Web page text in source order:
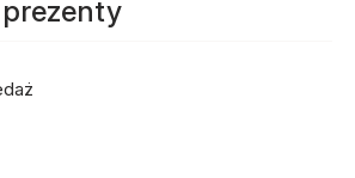
prezenty